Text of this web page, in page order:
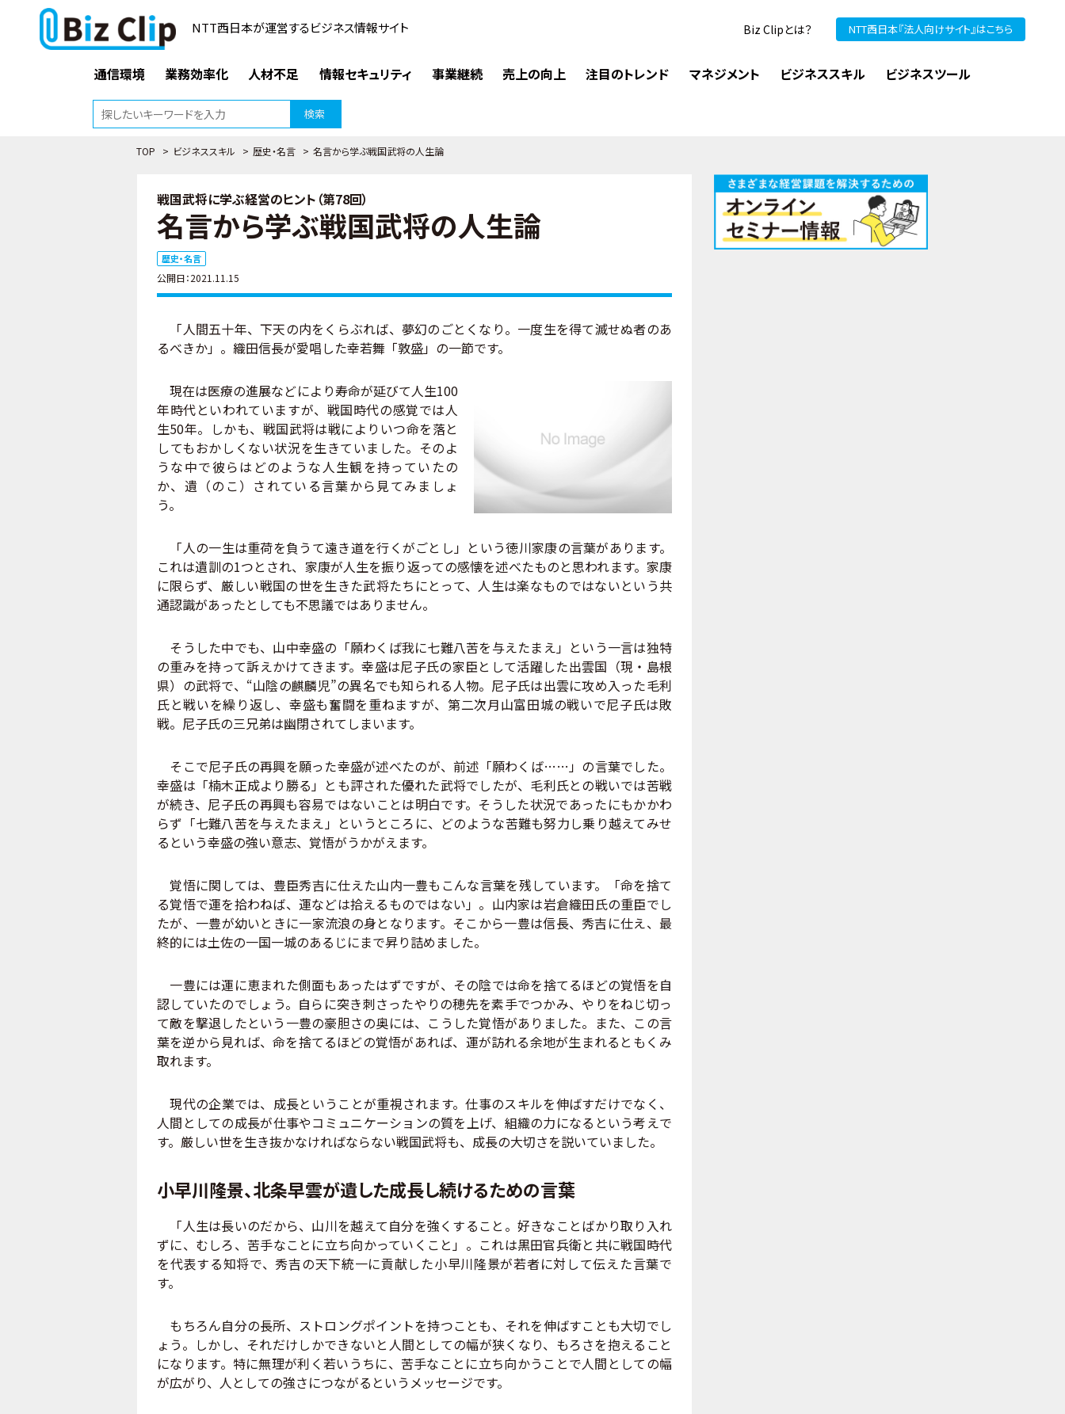
NTT西日本が運営するビジネス情報サイト Biz Clipとは？ NTT西日本『法人向けサイト』はこちら
通信環境 業務効率化 人材不足 情報セキュリティ 事業継続 売上の向上 注目のトレンド マネジメント ビジネススキル ビジネスツール
検索
TOP > ビジネススキル > 歴史・名言 > 名言から学ぶ戦国武将の人生論
戦国武将に学ぶ経営のヒント（第78回）
名言から学ぶ戦国武将の人生論
歴史・名言
公開日：2021.11.15
「人間五十年、下天の内をくらぶれば、夢幻のごとくなり。一度生を得て滅せぬ者のあ
るべきか」。織田信長が愛唱した幸若舞「敦盛」の一節です。
現在は医療の進展などにより寿命が延びて人生100
年時代といわれていますが、戦国時代の感覚では人
生50年。しかも、戦国武将は戦によりいつ命を落と
してもおかしくない状況を生きていました。そのよ
うな中で彼らはどのような人生観を持っていたの
か、遺（のこ）されている言葉から見てみましょ
う。
「人の一生は重荷を負うて遠き道を行くがごとし」という徳川家康の言葉があります。
これは遺訓の1つとされ、家康が人生を振り返っての感懐を述べたものと思われます。家康
に限らず、厳しい戦国の世を生きた武将たちにとって、人生は楽なものではないという共
通認識があったとしても不思議ではありません。
そうした中でも、山中幸盛の「願わくば我に七難八苦を与えたまえ」という一言は独特
の重みを持って訴えかけてきます。幸盛は尼子氏の家臣として活躍した出雲国（現・島根
県）の武将で、“山陰の麒麟児”の異名でも知られる人物。尼子氏は出雲に攻め入った毛利
氏と戦いを繰り返し、幸盛も奮闘を重ねますが、第二次月山富田城の戦いで尼子氏は敗
戦。尼子氏の三兄弟は幽閉されてしまいます。
そこで尼子氏の再興を願った幸盛が述べたのが、前述「願わくば……」の言葉でした。
幸盛は「楠木正成より勝る」とも評された優れた武将でしたが、毛利氏との戦いでは苦戦
が続き、尼子氏の再興も容易ではないことは明白です。そうした状況であったにもかかわ
らず「七難八苦を与えたまえ」というところに、どのような苦難も努力し乗り越えてみせ
るという幸盛の強い意志、覚悟がうかがえます。
覚悟に関しては、豊臣秀吉に仕えた山内一豊もこんな言葉を残しています。「命を捨て
る覚悟で運を拾わねば、運などは拾えるものではない」。山内家は岩倉織田氏の重臣でし
たが、一豊が幼いときに一家流浪の身となります。そこから一豊は信長、秀吉に仕え、最
終的には土佐の一国一城のあるじにまで昇り詰めました。
一豊には運に恵まれた側面もあったはずですが、その陰では命を捨てるほどの覚悟を自
認していたのでしょう。自らに突き刺さったやりの穂先を素手でつかみ、やりをねじ切っ
て敵を撃退したという一豊の豪胆さの奥には、こうした覚悟がありました。また、この言
葉を逆から見れば、命を捨てるほどの覚悟があれば、運が訪れる余地が生まれるともくみ
取れます。
現代の企業では、成長ということが重視されます。仕事のスキルを伸ばすだけでなく、
人間としての成長が仕事やコミュニケーションの質を上げ、組織の力になるという考えで
す。厳しい世を生き抜かなければならない戦国武将も、成長の大切さを説いていました。
小早川隆景、北条早雲が遺した成長し続けるための言葉
「人生は長いのだから、山川を越えて自分を強くすること。好きなことばかり取り入れ
ずに、むしろ、苦手なことに立ち向かっていくこと」。これは黒田官兵衛と共に戦国時代
を代表する知将で、秀吉の天下統一に貢献した小早川隆景が若者に対して伝えた言葉で
す。
もちろん自分の長所、ストロングポイントを持つことも、それを伸ばすことも大切でし
ょう。しかし、それだけしかできないと人間としての幅が狭くなり、もろさを抱えること
になります。特に無理が利く若いうちに、苦手なことに立ち向かうことで人間としての幅
が広がり、人としての強さにつながるというメッセージです。